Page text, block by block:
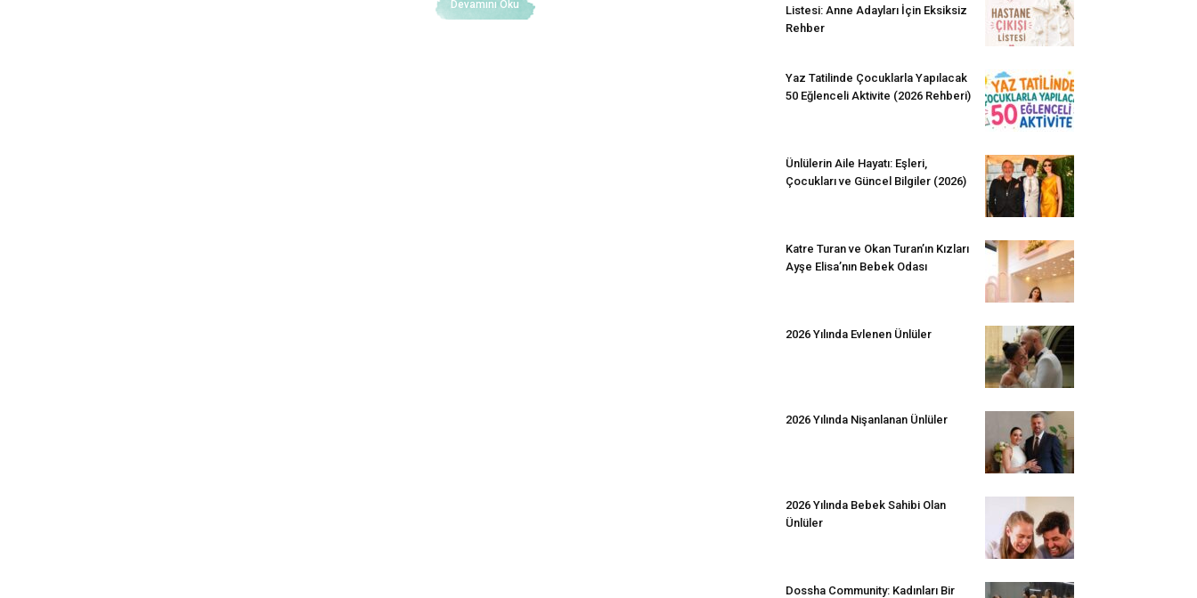
Devamını Oku
Listesi: Anne Adayları İçin Eksiksiz
Rehber
Yaz Tatilinde Çocuklarla Yapılacak
50 Eğlenceli Aktivite (2026 Rehberi)
Ünlülerin Aile Hayatı: Eşleri,
Çocukları ve Güncel Bilgiler (2026)
Katre Turan ve Okan Turan’ın Kızları
Ayşe Elisa’nın Bebek Odası
2026 Yılında Evlenen Ünlüler
2026 Yılında Nişanlanan Ünlüler
2026 Yılında Bebek Sahibi Olan
Ünlüler
Dossha Community: Kadınları Bir